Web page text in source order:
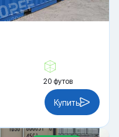
20 футов
Купить